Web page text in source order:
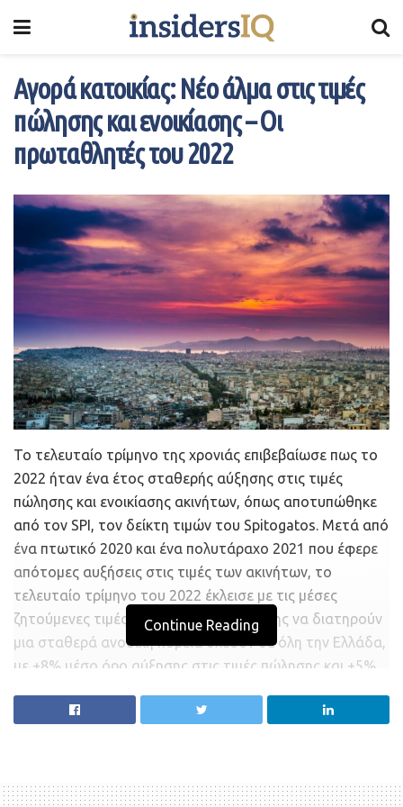
Αγορά κατοικίας: Νέο άλμα στις τιμές
πώλησης και ενοικίασης – Οι
πρωταθλητές του 2022
Το τελευταίο τρίμηνο της χρονιάς επιβεβαίωσε πως το
2022 ήταν ένα έτος σταθερής αύξησης στις τιμές
πώλησης και ενοικίασης ακινήτων, όπως αποτυπώθηκε
από τον SPI, τον δείκτη τιμών του Spitogatos. Μετά από
ένα πτωτικό 2020 και ένα πολυτάραχο 2021 που έφερε
απότομες αυξήσεις στις τιμές των ακινήτων, το
τελευταίο τρίμηνο του 2022 έκλεισε με τις μέσες
ζητούμενες τιμές πώλησης και ενοικίασης να διατηρούν
μια σταθερά ανοδική πορεία σχεδόν σε όλη την Ελλάδα,
με +8% μέσο όρο αύξησης στις τιμές πώλησης και +5%
σχέση με το τελευταίο τρίμηνο του 2021.
πληθωρισμός αυξάνεται και δικαιολογεί, σε ένα μεγάλο
Continue Reading